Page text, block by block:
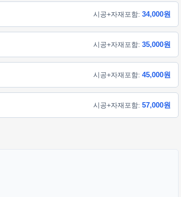
시공+자재포함: 34,000원
시공+자재포함: 35,000원
시공+자재포함: 45,000원
시공+자재포함: 57,000원